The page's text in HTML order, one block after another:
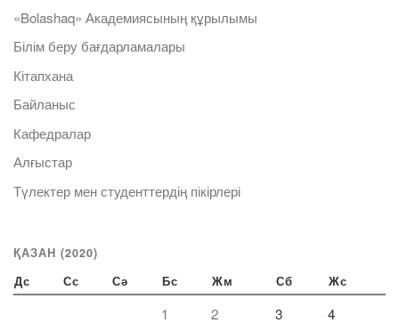
«Bolashaq» Академиясының құрылымы
Білім беру бағдарламалары
Кітапхана
Байланыс
Кафедралар
Алғыстар
Түлектер мен студенттердің пікірлері
ҚАЗАН (2020)
Дс Сс Сә Бс Жм Сб Жс
1 2 3 4